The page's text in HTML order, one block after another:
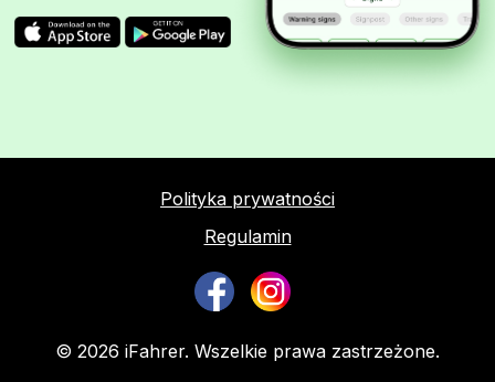
Polityka prywatności
Regulamin
© 2026 iFahrer. Wszelkie prawa zastrzeżone.